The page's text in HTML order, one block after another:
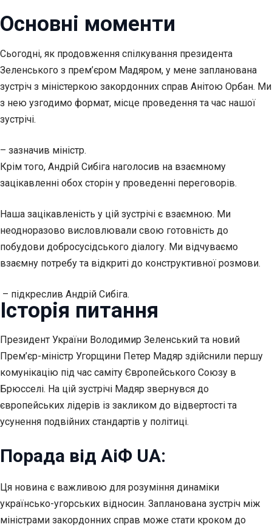
Основні моменти
Сьогодні, як продовження спілкування президента
Зеленського з прем’єром Мадяром, у мене запланована
зустріч з міністеркою закордонних справ Анітою Орбан. Ми
з нею узгодимо формат, місце проведення та час нашої
зустрічі.
– зазначив міністр.
Крім того, Андрій Сибіга наголосив на взаємному
зацікавленні обох сторін у проведенні переговорів.
Наша зацікавленість у цій зустрічі є взаємною. Ми
неодноразово висловлювали свою готовність до
побудови добросусідського діалогу. Ми відчуваємо
взаємну потребу та відкриті до конструктивної розмови.
– підкреслив Андрій Сибіга.
Історія питання
Президент України Володимир Зеленський та новий
Прем’єр-міністр Угорщини Петер Мадяр здійснили першу
комунікацію під час саміту Європейського Союзу в
Брюсселі. На цій зустрічі Мадяр звернувся до
європейських лідерів із закликом до відвертості та
усунення подвійних стандартів у політиці.
Порада від АіФ UA:
Ця новина є важливою для розуміння динаміки
українсько-угорських відносин. Запланована зустріч між
міністрами закордонних справ може стати кроком до